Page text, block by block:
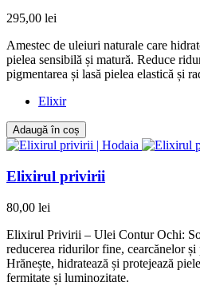
295,00 lei
Amestec de uleiuri naturale care
pielea sensibilă și matură. Reduce
pigmentarea și lasă pielea elastică și
Elixir
Adaugă în coș
Elixirul privirii
80,00 lei
Elixirul Privirii – Ulei Contur Ochi:
reducerea ridurilor fine, cearcănelor
Hrănește, hidratează și protejează
fermitate și luminozitate.